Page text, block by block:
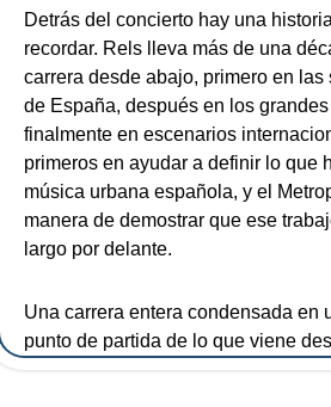
Detrás del concierto hay una
recordar. Rels lleva más de una
carrera desde abajo, primero en
de España, después en los
finalmente en escenarios
primeros en ayudar a definir lo que
música urbana española, y el
manera de demostrar que ese
largo por delante.
Una carrera entera condensada en
punto de partida de lo que viene